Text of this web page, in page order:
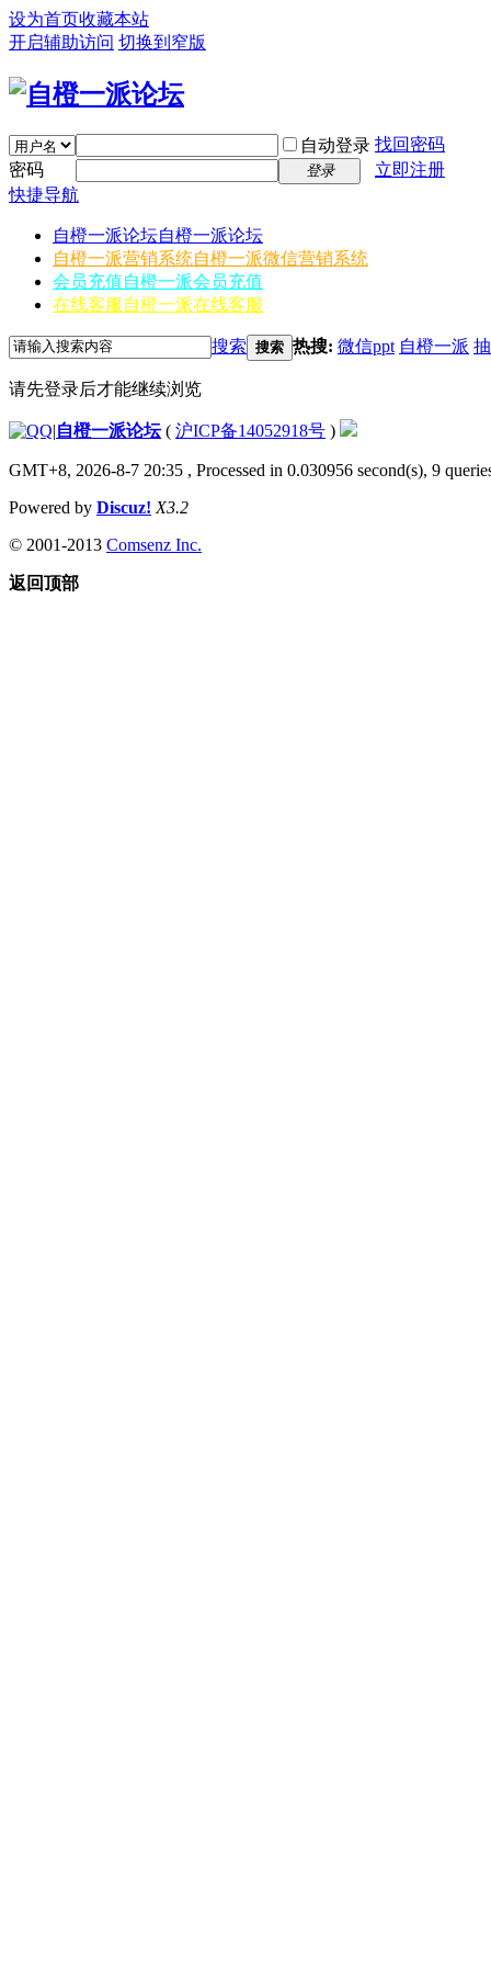
设为首页收藏本站
开启辅助访问 切换到窄版
自动登录 找回密码
密码
登录
立即注册
快捷导航
自橙一派论坛自橙一派论坛
自橙一派营销系统自橙一派微信营销系统
会员充值自橙一派会员充值
在线客服 自橙一派在线客服
搜索 搜索 热搜: 微信ppt 自橙一派
请先登录后才能继续浏览
|自橙一派论坛( 沪ICP备14052918号 )
GMT+8, 2026-8-7 20:35 , Processed in 0.030956 second(s), 9
Powered by Discuz! X3.2
© 2001-2013 Comsenz Inc.
返回顶部